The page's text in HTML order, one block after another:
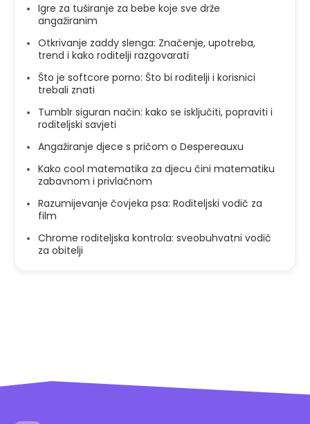
Igre za tuširanje za bebe koje sve drže
angažiranim
Otkrivanje zaddy slenga: Značenje, upotreba,
trend i kako roditelji razgovarati
Što je softcore porno: Što bi roditelji i korisnici
trebali znati
Tumblr siguran način: kako se isključiti, popraviti i
roditeljski savjeti
Angažiranje djece s pričom o Despereauxu
Kako cool matematika za djecu čini matematiku
zabavnom i privlačnom
Razumijevanje čovjeka psa: Roditeljski vodič za
film
Chrome roditeljska kontrola: sveobuhvatni vodič
za obitelji